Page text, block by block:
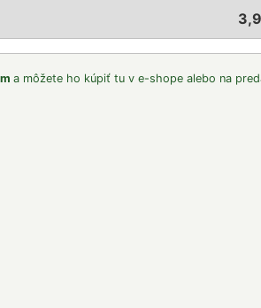
a môžete ho kúpiť tu v e-shope alebo na